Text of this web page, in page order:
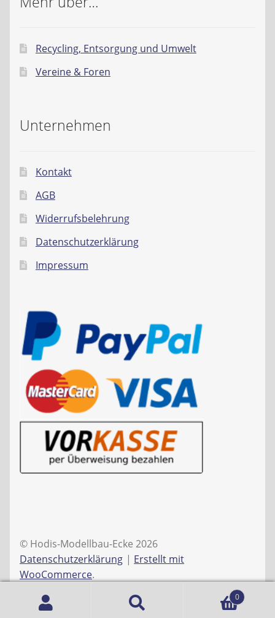
Recycling, Entsorgung und Umwelt
Vereine & Foren
Unternehmen
Kontakt
AGB
Widerrufsbelehrung
Datenschutzerklärung
Impressum
© Hodis-Modellbau-Ecke 2026
Datenschutzerklärung
Erstellt mit
WooCommerce.
0